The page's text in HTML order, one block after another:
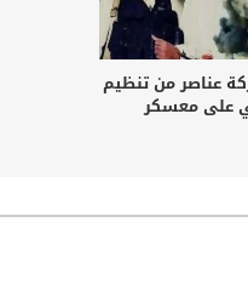
عناصر من تنظيم
على معسكر